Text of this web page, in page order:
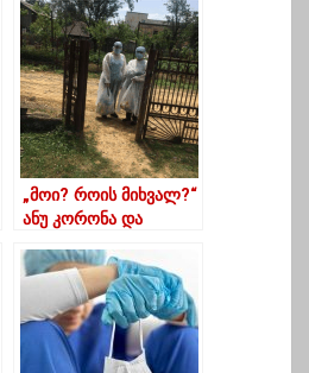
„მოი? როის მიხვალ?“
ანუ კორონა და
ჩვენთაგანი